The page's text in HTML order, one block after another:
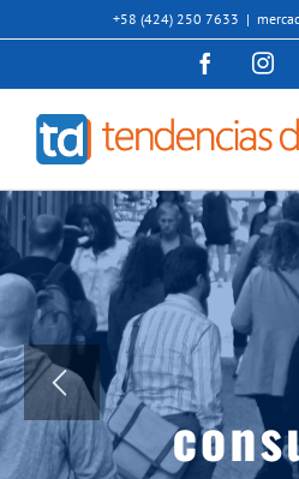
al
+58 (424) 250 7633 |
Facebook